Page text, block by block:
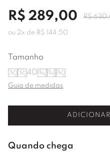
R$ 289,00 R$ 630,
ou 2x de R$ 144 ,50
Tamanho
363840424446
Guia de medidas